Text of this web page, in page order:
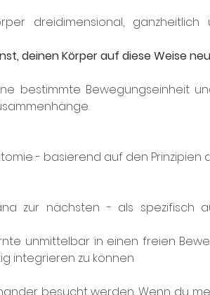
dreidimensional,
deinen Körper auf diese Weise
bestimmte Bewegungseinheit
- basierend auf den Prinzipien
zur nächsten - als spezifisch
unmittelbar in einen freien
integrieren zu können